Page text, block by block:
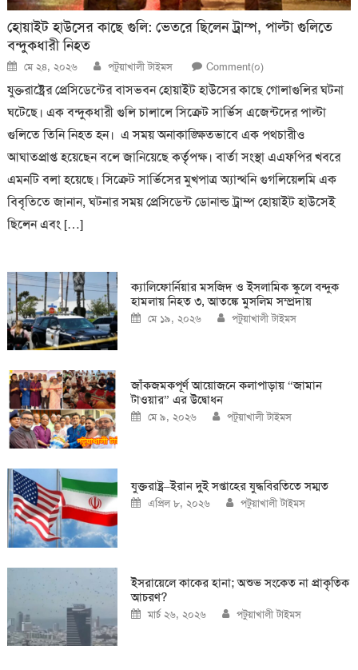
হোয়াইট হাউসের কাছে গুলি: ভেতরে ছিলেন ট্রাম্প, পাল্টা গুলিতে
বন্দুকধারী নিহত
Posted
on
মে ২৪, ২০২৬ Author
পটুয়াখালী টাইমস Comment(০)
যুক্তরাষ্ট্রের প্রেসিডেন্টের বাসভবন হোয়াইট হাউসের কাছে গোলাগুলির ঘটনা
ঘটেছে। এক বন্দুকধারী গুলি চালালে সিক্রেট সার্ভিস এজেন্টদের পাল্টা
গুলিতে তিনি নিহত হন। এ সময় অনাকাঙ্ক্ষিতভাবে এক পথচারীও
আঘাতপ্রাপ্ত হয়েছেন বলে জানিয়েছে কর্তৃপক্ষ। বার্তা সংস্থা এএফপির খবরে
এমনটি বলা হয়েছে। সিক্রেট সার্ভিসের মুখপাত্র অ্যান্থনি গুগলিয়েলমি এক
বিবৃতিতে জানান, ঘটনার সময় প্রেসিডেন্ট ডোনাল্ড ট্রাম্প হোয়াইট হাউসেই
ছিলেন এবং […]
ক্যালিফোর্নিয়ার মসজিদ ও ইসলামিক স্কুলে বন্দুক
হামলায় নিহত ৩, আতঙ্কে মুসলিম সম্প্রদায়
Posted
on
মে ১৯, ২০২৬ Author
পটুয়াখালী টাইমস
জাঁকজমকপূর্ণ আয়োজনে কলাপাড়ায় “জামান
টাওয়ার” এর উদ্বোধন
Posted
on
মে ৯, ২০২৬ Author
পটুয়াখালী টাইমস
যুক্তরাষ্ট্র–ইরান দুই সপ্তাহের যুদ্ধবিরতিতে সম্মত
Posted
on
এপ্রিল ৮, ২০২৬ Author
পটুয়াখালী টাইমস
ইসরায়েলে কাকের হানা; অশুভ সংকেত না প্রাকৃতিক
আচরণ?
Posted
on
মার্চ ২৬, ২০২৬ Author
পটুয়াখালী টাইমস